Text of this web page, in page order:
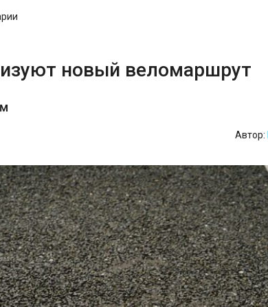
новый веломаршрут
Автор: